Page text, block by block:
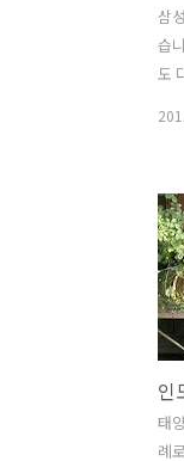
삼
습
도
월
니
등
지
투
큰
브
간
를
태
례